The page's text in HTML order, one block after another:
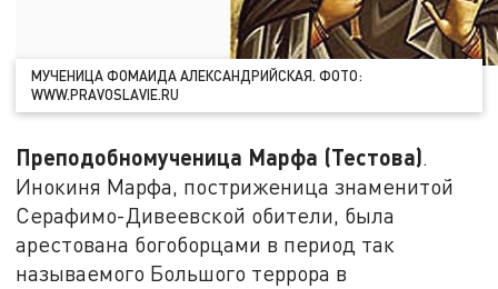
МУЧЕНИЦА ФОМАИДА АЛЕКСАНДРИЙСКАЯ. ФОТО:
WWW.PRAVOSLAVIE.RU
Преподобномученица Марфа (Тестова)
Инокиня Марфа, постриженица знаменитой
Серафимо-Дивеевской обители, была
арестована богоборцами в период так
называемого Большого террора в